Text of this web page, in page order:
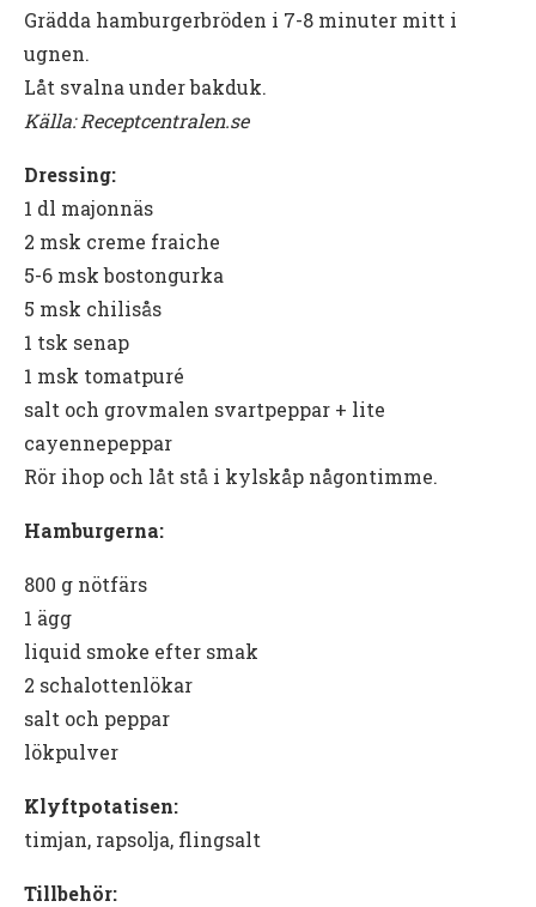
Grädda hamburgerbröden i 7-8 minuter mitt i
ugnen.
Låt svalna under bakduk.
Källa: Receptcentralen.se
Dressing:
1 dl majonnäs
2 msk creme fraiche
5-6 msk bostongurka
5 msk chilisås
1 tsk senap
1 msk tomatpuré
salt och grovmalen svartpeppar + lite
cayennepeppar
Rör ihop och låt stå i kylskåp någontimme.
Hamburgerna:
800 g nötfärs
1 ägg
liquid smoke efter smak
2 schalottenlökar
salt och peppar
lökpulver
Klyftpotatisen:
timjan, rapsolja, flingsalt
Tillbehör: